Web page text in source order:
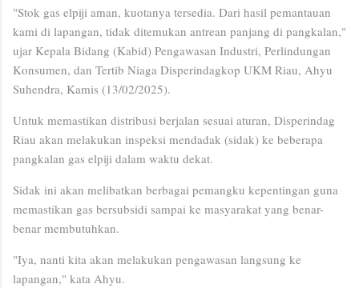
"Stok gas elpiji aman, kuotanya tersedia. Dari hasil pemantauan
kami di lapangan, tidak ditemukan antrean panjang di pangkalan,"
ujar Kepala Bidang (Kabid) Pengawasan Industri, Perlindungan
Konsumen, dan Tertib Niaga Disperindagkop UKM Riau, Ahyu
Suhendra, Kamis (13/02/2025).
Untuk memastikan distribusi berjalan sesuai aturan, Disperindag
Riau akan melakukan inspeksi mendadak (sidak) ke beberapa
pangkalan gas elpiji dalam waktu dekat.
Sidak ini akan melibatkan berbagai pemangku kepentingan guna
memastikan gas bersubsidi sampai ke masyarakat yang benar-
benar membutuhkan.
"Iya, nanti kita akan melakukan pengawasan langsung ke
lapangan," kata Ahyu.